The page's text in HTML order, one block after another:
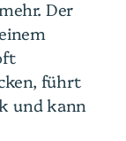
Der
führt
und kann